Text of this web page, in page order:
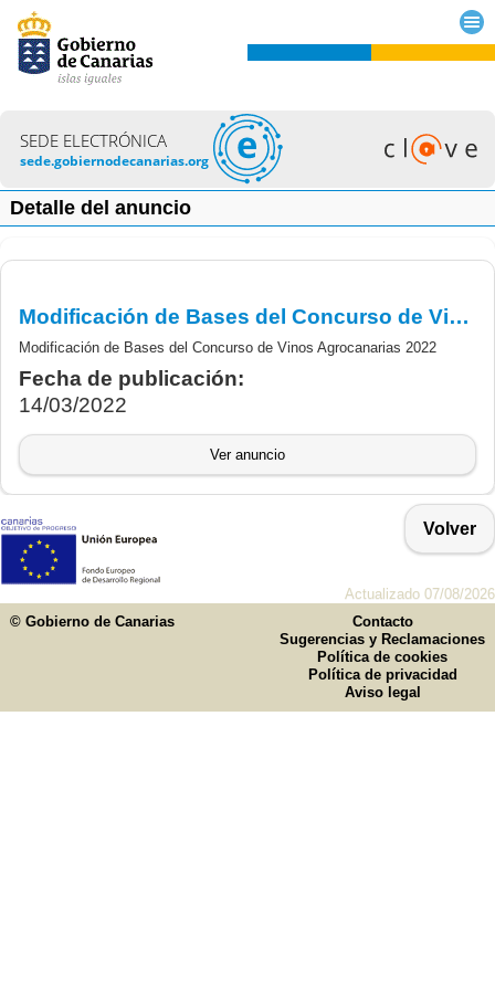
SEDE ELECTRÓNICA
sede.gobiernodecanarias.org
Detalle del anuncio
Modificación de Bases del Concurso de Vinos Agrocanarias 2022
Modificación de Bases del Concurso de Vinos Agrocanarias 2022
Fecha de publicación:
14/03/2022
Ver anuncio
Volver
Actualizado 07/08/2026
© Gobierno de Canarias
Contacto
Sugerencias y Reclamaciones
Política de cookies
Política de privacidad
Aviso legal